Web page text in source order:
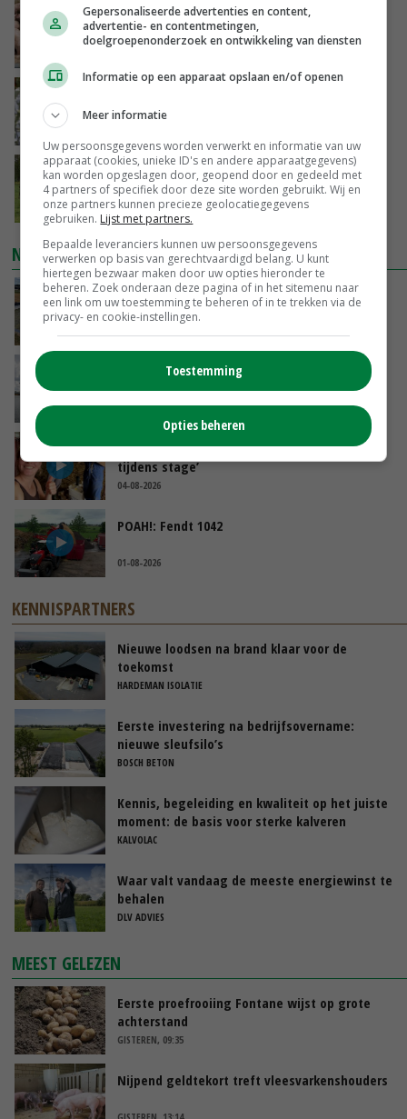
Tönnies pleit voor vaste varkensprijs voor
periode van zes maanden
groentetelers
Westnijlvirus vastgesteld bij paard in
Schipluiden
VANDAAG, 13:04
NIEUWSTE VIDEO'S
Droogt veroorzaakt steeds meer problemen:
‘Bassin afgelopen week al leeg’
Koeien van enige drijvende boerderij ter
wereld zijn te koop
VANDAAG, 12:00
Danique in Canada: ‘Superveel schik gehad
tijdens stage’
04-08-2026
POAH!: Fendt 1042
01-08-2026
KENNISPARTNERS
Nieuwe loodsen na brand klaar voor de
toekomst
HARDEMAN ISOLATIE
Eerste investering na bedrijfsovername:
nieuwe sleufsilo’s
BOSCH BETON
Kennis, begeleiding en kwaliteit op het juiste
moment: de basis voor sterke kalveren
KALVOLAC
Waar valt vandaag de meeste energiewinst te
behalen
DLV ADVIES
MEEST GELEZEN
Eerste proefrooiing Fontane wijst op grote
achterstand
GISTEREN, 09:35
Nijpend geldtekort treft vleesvarkenshouders
Gepersonaliseerde advertenties en content,
advertentie- en contentmetingen,
doelgroepenonderzoek en ontwikkeling van diensten
Informatie op een apparaat opslaan en/of openen
Meer informatie
Uw persoonsgegevens worden verwerkt en informatie van uw
apparaat (cookies, unieke ID's en andere apparaatgegevens)
kan worden opgeslagen door, geopend door en gedeeld met
4 partners of specifiek door deze site worden gebruikt. Wij en
onze partners kunnen precieze geolocatiegegevens
gebruiken. Lijst met partners.
Bepaalde leveranciers kunnen uw persoonsgegevens
verwerken op basis van gerechtvaardigd belang. U kunt
hiertegen bezwaar maken door uw opties hieronder te
beheren. Zoek onderaan deze pagina of in het sitemenu naar
een link om uw toestemming te beheren of in te trekken via de
privacy- en cookie-instellingen.
Toestemming
Opties beheren